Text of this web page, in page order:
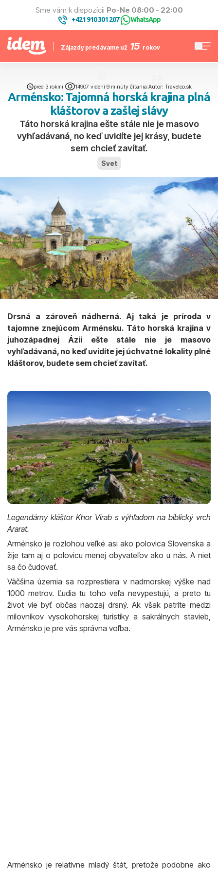
Sme vám k dispozícii Po-Ne 08:00 - 22:00
+421 910 301 207| WhatsApp
Zájazdy predávame už 15 rokov
pred 3 rokmi 14907 videní| 9 minúty čítania Autor: Travelco.sk
Arménsko: Tajomná horská krajina plná
kláštorov a zašlej slávy
Táto horská krajina ešte stále nie je masovo
vyhľadávaná, no keď uvidíte jej krásy, budete
sem chcieť zavítať.
Svet
Drsná a zároveň nádherná. Aj taká je príroda v
tajomne znejúcom Arménsku. Táto horská krajina v
juhozápadnej Ázii ešte stále nie je masovo
vyhľadávaná, no keď uvidíte jej úchvatné lokality plné
kláštorov, budete sem chcieť zavítať.
Legendárny kláštor Khor Virab s výhľadom na biblický vrch
Ararat.
Arménsko je rozlohou veľké asi ako polovica Slovenska a
žije tam aj o polovicu menej obyvateľov ako u nás. A niet
sa čo čudovať.
Väčšina územia sa rozprestiera v nadmorskej výške nad
1000 metrov. Ľudia tu toho veľa nevypestujú, a preto tu
život vie byť občas naozaj drsný. Ak však patríte medzi
milovníkov vysokohorskej turistiky a sakrálnych stavieb,
Arménsko je pre vás správna voľba.
Arménsko je relatívne mladý štát, pretože podobne ako